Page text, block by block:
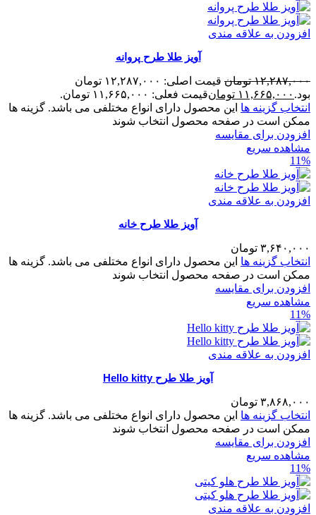
افزودن به علاقه مندی
آویز طلا طرح پروانه
۱۲,۲۸۷,۰۰۰ تومان
قیمت اصلی: ۱۲,۲۸۷,۰۰۰ تومان
بود. ۱۱,۶۶۵,۰۰۰ تومانقیمت فعلی: ۱۱,۶۶۵,۰۰۰ تومان.
انتخاب گزینه ها این محصول دارای انواع مختلفی می باشد. گزینه ها
ممکن است در صفحه محصول انتخاب شوند
افزودن برای مقایسه
مشاهده سریع
11%
افزودن به علاقه مندی
آویز طلا طرح خانه
۳,۶۴۰,۰۰۰ تومان
انتخاب گزینه ها این محصول دارای انواع مختلفی می باشد. گزینه ها
ممکن است در صفحه محصول انتخاب شوند
افزودن برای مقایسه
مشاهده سریع
11%
افزودن به علاقه مندی
آویز طلا طرح Hello kitty
۳,۸۶۸,۰۰۰ تومان
انتخاب گزینه ها این محصول دارای انواع مختلفی می باشد. گزینه ها
ممکن است در صفحه محصول انتخاب شوند
افزودن برای مقایسه
مشاهده سریع
11%
افزودن به علاقه مندی